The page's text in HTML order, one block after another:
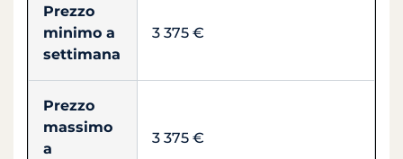
Prezzo
minimo a
settimana
3 375 €
Prezzo
massimo
a
3 375 €